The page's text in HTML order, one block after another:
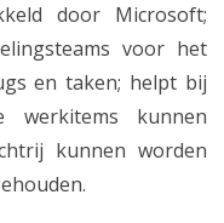
door Microsoft;
voor het
en taken; helpt bij
werkitems kunnen
kunnen worden